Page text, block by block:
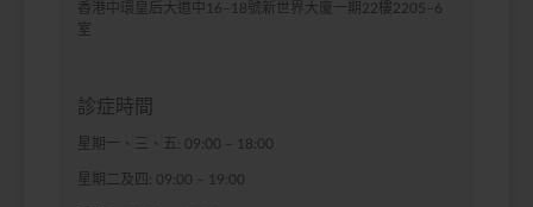
香港中環皇后大道中16–18號新世界大廈一期22樓2205–6
室
診症時間
星期一、三、五: 09:00 – 18:00
星期二及四: 09:00 – 19:00